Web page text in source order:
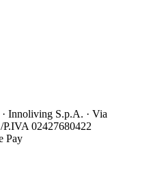
Innoliving S.p.A. · Via
P.IVA 02427680422
Pay